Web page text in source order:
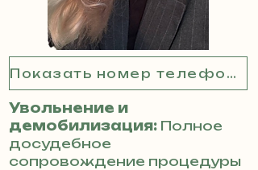
Показать номер телефона
Увольнение и
демобилизация: Полное
досудебное
сопровождение процедуры